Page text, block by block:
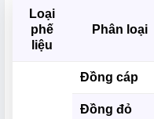
Loại
phế
liệu
Phân loại
Đồng cáp
Đồng đỏ